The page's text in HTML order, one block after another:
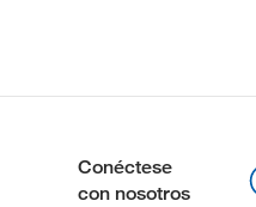
Conéctese
con nosotros